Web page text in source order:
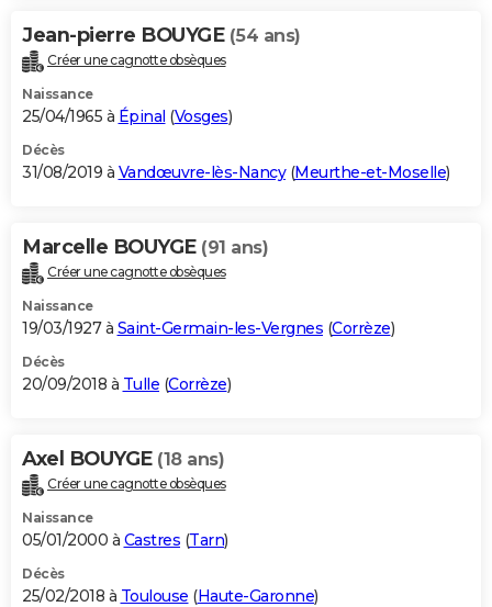
Jean-pierre BOUYGE (54 ans)
Créer une cagnotte obsèques
Naissance
25/04/1965 à Épinal (Vosges)
Décès
31/08/2019 à Vandœuvre-lès-Nancy(Meurthe-et-Moselle)
Marcelle BOUYGE (91 ans)
Créer une cagnotte obsèques
Naissance
19/03/1927 à Saint-Germain-les-Vergnes (Corrèze)
Décès
20/09/2018 à Tulle (Corrèze)
Axel BOUYGE (18 ans)
Créer une cagnotte obsèques
Naissance
05/01/2000 à Castres (Tarn)
Décès
25/02/2018 à Toulouse (Haute-Garonne)